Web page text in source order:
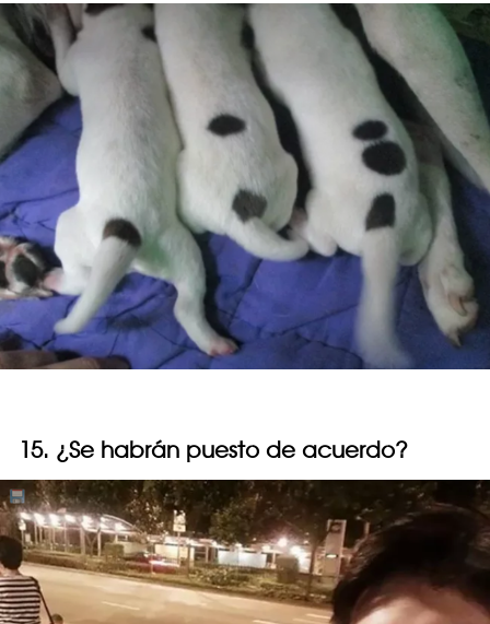
15. ¿Se habrán puesto de acuerdo?